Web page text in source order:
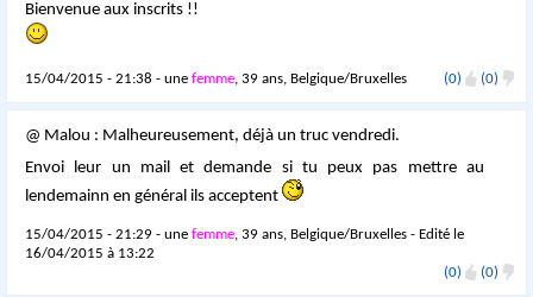
Bienvenue aux inscrits !!
15/04/2015 - 21:38 - unefemme, 39 ans, Belgique/Bruxelles (0) (0)
@ Malou : Malheureusement, déjà un truc vendredi.
Envoi leur un mail et demande si tu peux pas mettre au
lendemainn en général ils acceptent
15/04/2015 - 21:29 - unefemme, 39 ans, Belgique/Bruxelles - Edité le
16/04/2015 à 13:22
(0)
(0)